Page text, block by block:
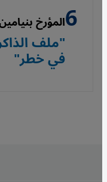
المؤرخ
"ملف
في خطر"